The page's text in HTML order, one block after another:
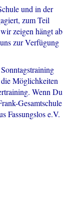
und in der
zum Teil
zeigen hängt ab
zur Verfügung
Möglichkeiten
Wenn Du
Gesamtschule
Fassungslos e.V.